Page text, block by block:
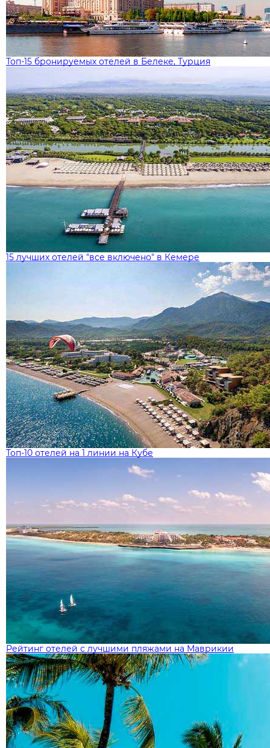
Топ-15 бронируемых отелей в Белеке, Турция
15 лучших отелей "все включено" в Кемере
Топ-10 отелей на 1 линии на Кубе
Рейтинг отелей с лучшими пляжами на Маврикии